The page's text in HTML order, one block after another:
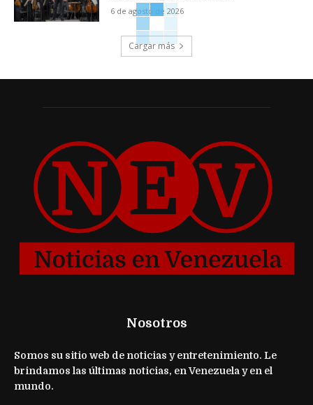
6 de agosto de 2026
Cargar más
Nosotros
Somos su sitio web de noticias y entretenimiento. Le
brindamos las últimas noticias, en Venezuela y en el
mundo.